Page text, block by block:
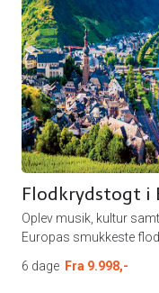
Flodkrydstogt i
Oplev musik, kultur
Europas smukkeste
6 dage Fra 9.998,-